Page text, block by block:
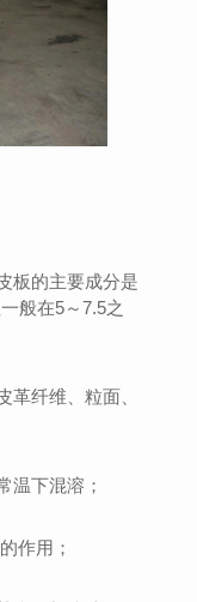
板的主要成分是
般在5～7.5之
革纤维、粒面、
温下混溶；
作用；